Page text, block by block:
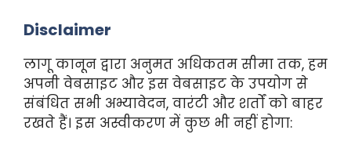
Disclaimer
लागू कानून द्वारा अनुमत अधिकतम सीमा तक, हम
अपनी वेबसाइट और इस वेबसाइट के उपयोग से
संबंधित सभी अभ्यावेदन, वारंटी और शर्तों को बाहर
रखते हैं। इस अस्वीकरण में कुछ भी नहीं होगा: